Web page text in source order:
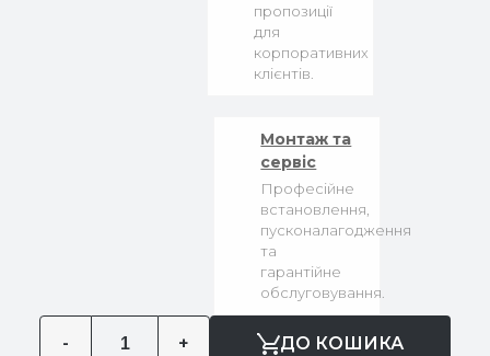
пропозиції
для
корпоративних
клієнтів.
Монтаж та
сервіс
Професійне
встановлення,
пусконалагодження
та
гарантійне
обслуговування.
- + ДО КОШИКА